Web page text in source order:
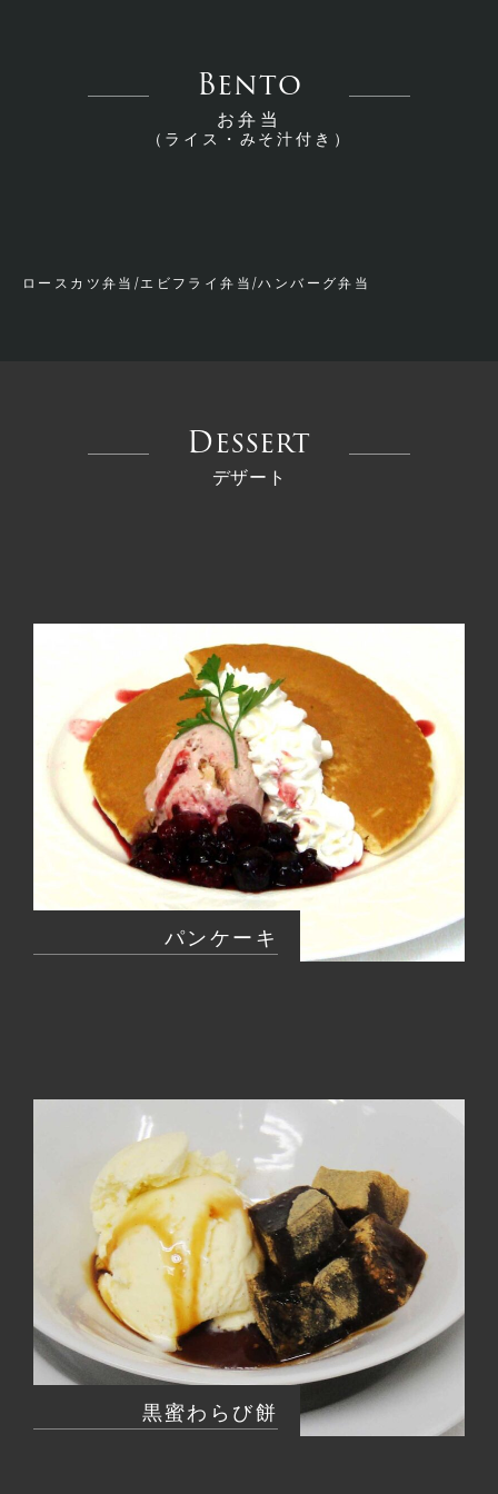
Bento
お弁当
（ライス・みそ汁付き）
ロースカツ弁当/エビフライ弁当/ハンバーグ弁当
Dessert
デザート
パンケーキ
黒蜜わらび餅